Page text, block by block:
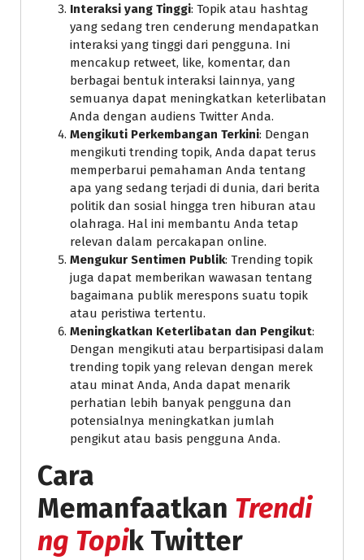
Interaksi yang Tinggi: Topik atau hashtag
yang sedang tren cenderung mendapatkan
interaksi yang tinggi dari pengguna. Ini
mencakup retweet, like, komentar, dan
berbagai bentuk interaksi lainnya, yang
semuanya dapat meningkatkan keterlibatan
Anda dengan audiens Twitter Anda.
Mengikuti Perkembangan Terkini: Dengan
mengikuti trending topik, Anda dapat terus
memperbarui pemahaman Anda tentang
apa yang sedang terjadi di dunia, dari berita
politik dan sosial hingga tren hiburan atau
olahraga. Hal ini membantu Anda tetap
relevan dalam percakapan online.
Mengukur Sentimen Publik: Trending topik
juga dapat memberikan wawasan tentang
bagaimana publik merespons suatu topik
atau peristiwa tertentu.
Meningkatkan Keterlibatan dan Pengikut:
Dengan mengikuti atau berpartisipasi dalam
trending topik yang relevan dengan merek
atau minat Anda, Anda dapat menarik
perhatian lebih banyak pengguna dan
potensialnya meningkatkan jumlah
pengikut atau basis pengguna Anda.
Cara
Memanfaatkan Trendi
ng Topik Twitter